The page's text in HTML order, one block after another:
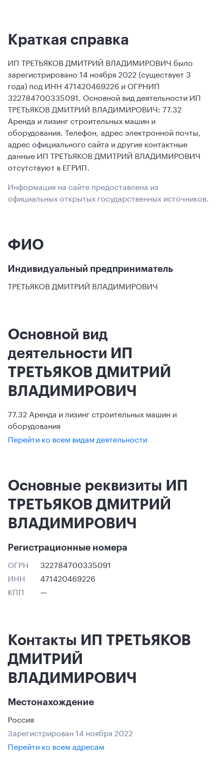
Краткая справка
ИП ТРЕТЬЯКОВ ДМИТРИЙ ВЛАДИМИРОВИЧ было
зарегистрировано 14 ноября 2022 (существует 3
года) под ИНН 471420469226 и ОГРНИП
322784700335091. Основной вид деятельности ИП
ТРЕТЬЯКОВ ДМИТРИЙ ВЛАДИМИРОВИЧ: 77.32
Аренда и лизинг строительных машин и
оборудования. Телефон, адрес электронной почты,
адрес официального сайта и другие контактные
данные ИП ТРЕТЬЯКОВ ДМИТРИЙ ВЛАДИМИРОВИЧ
отсутствуют в ЕГРИП.
Информация на сайте предоставлена из
официальных открытых государственных источников.
ФИО
Индивидуальный предприниматель
ТРЕТЬЯКОВ ДМИТРИЙ ВЛАДИМИРОВИЧ
Основной вид
деятельности ИП
ТРЕТЬЯКОВ ДМИТРИЙ
ВЛАДИМИРОВИЧ
77.32 Аренда и лизинг строительных машин и
оборудования
Перейти ко всем видам деятельности
Основные реквизиты ИП
ТРЕТЬЯКОВ ДМИТРИЙ
ВЛАДИМИРОВИЧ
Регистрационные номера
ОГРН
322784700335091
ИНН
471420469226
КПП
—
Контакты ИП ТРЕТЬЯКОВ
ДМИТРИЙ
ВЛАДИМИРОВИЧ
Местонахождение
Россия
Зарегистрирован 14 ноября 2022
Перейти ко всем адресам